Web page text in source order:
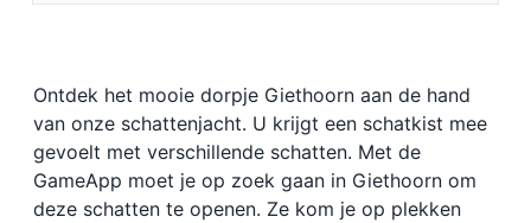
Ontdek het mooie dorpje Giethoorn aan de hand
van onze schattenjacht. U krijgt een schatkist mee
gevoelt met verschillende schatten. Met de
GameApp moet je op zoek gaan in Giethoorn om
deze schatten te openen. Ze kom je op plekken